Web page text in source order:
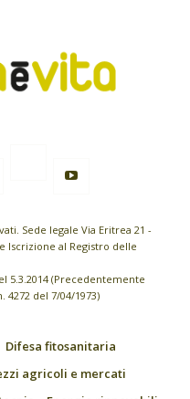
Sede legale Via Eritrea 21 -
Iscrizione al Registro delle
5.3.2014 (Precedentemente
del 7/04/1973)
Difesa fitosanitaria
agricoli e mercati